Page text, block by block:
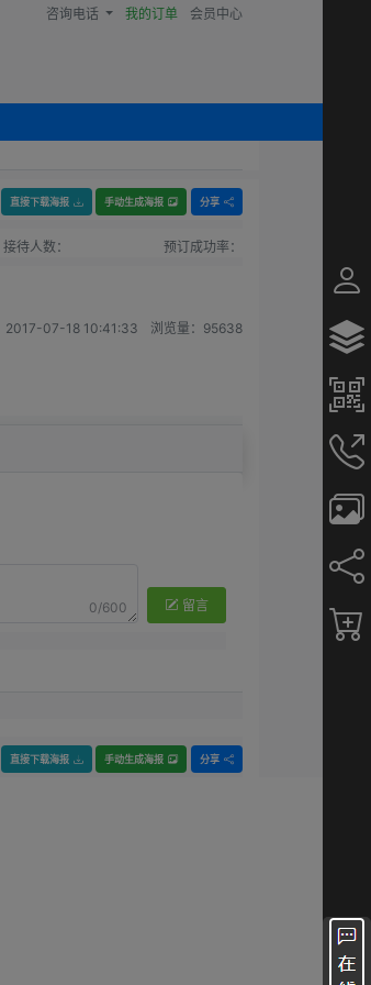
咨询电话 我的订单 会员中心
直接下载海报 手动生成海报 分享
接待人数： 预订成功率：
2017-07-18 10:41:33 浏览量： 95638
0/600 留言
直接下载海报 手动生成海报 分享